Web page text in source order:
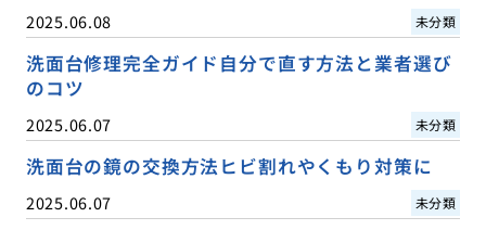
2025.06.08 未分類
洗面台修理完全ガイド自分で直す方法と業者選び
のコツ
2025.06.07 未分類
洗面台の鏡の交換方法ヒビ割れやくもり対策に
2025.06.07 未分類